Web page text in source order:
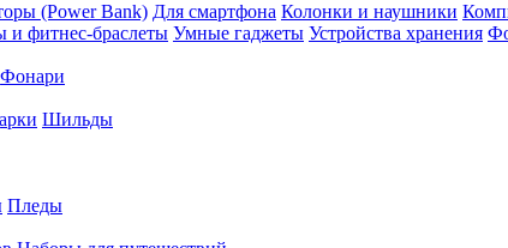
(Power Bank) Для смартфона Колонки и наушники
и фитнес-браслеты Умные гаджеты Устройства хранения
Фонари
Шильды
Пледы